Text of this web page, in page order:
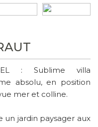
: Sublime villa
absolu, en position
mer et colline.
un jardin paysager aux